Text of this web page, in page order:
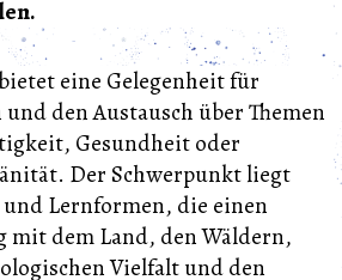
bietet eine Gelegenheit für
den Austausch über Themen
Gesundheit oder
Der Schwerpunkt liegt
Lernformen, die einen
mit dem Land, den Wäldern,
Vielfalt und den